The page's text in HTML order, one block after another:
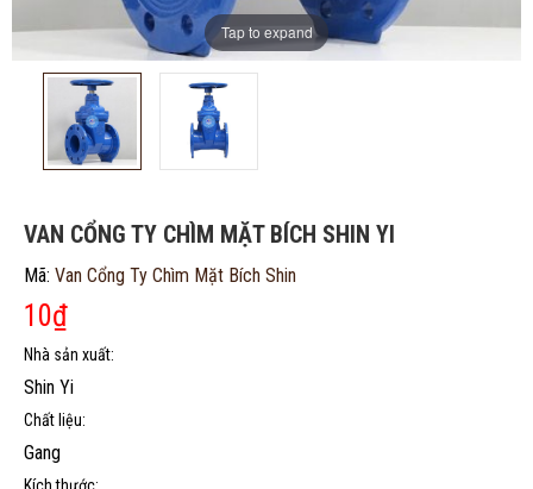
Tap to expand
VAN CỔNG TY CHÌM MẶT BÍCH SHIN YI
Mã: Van Cổng Ty Chìm Mặt Bích Shin
10₫
Nhà sản xuất:
Shin Yi
Chất liệu:
Gang